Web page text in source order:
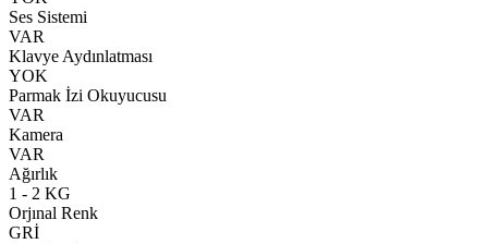
Ses Sistemi
VAR
Klavye Aydınlatması
YOK
Parmak İzi Okuyucusu
VAR
Kamera
VAR
Ağırlık
1 - 2 KG
Orjınal Renk
GRİ